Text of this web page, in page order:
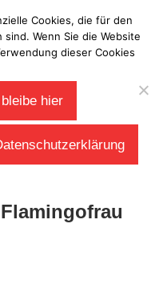
Cookies, die für den
Wenn Sie die Website
dieser Cookies
hier